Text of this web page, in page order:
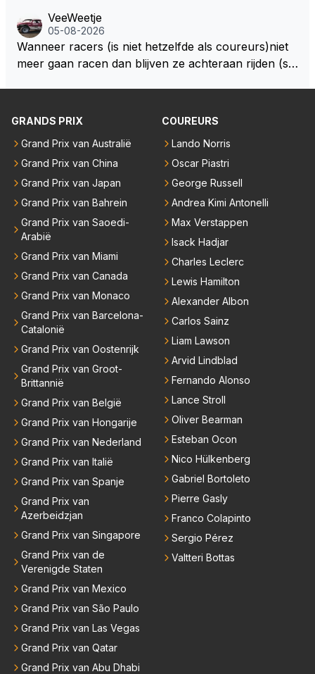
rkus Winkelhock. Vanaf de race daarna werd het st
oeltje definitief overgenomen door Sakon Yamamot
o. Na 2 rondes gokte Markus Winkelhock goed (hij k
Dat was ook de enige keer dat een Spyker ooit aan
en had, werd hij helaas aan alle kanten door iederee
n achterhaald. Hij moest later opgeven vanwege een
technisch mankement. Het was ook de enige keer d
at Markus Winkelhock een officiële Formule 1 race r
VeeWeetje
05-08-2026
Wanneer racers (is niet hetzelfde als coureurs)niet
meer gaan racen dan blijven ze achteraan rijden (so
GRANDS PRIX
Grand Prix van Australië
Grand Prix van China
Grand Prix van Japan
Grand Prix van Bahrein
Grand Prix van Saoedi-
Arabië
Grand Prix van Miami
Grand Prix van Canada
Grand Prix van Monaco
Grand Prix van Barcelona-
Catalonië
Grand Prix van Oostenrijk
Grand Prix van Groot-
Brittannië
Grand Prix van België
Grand Prix van Hongarije
Grand Prix van Nederland
Grand Prix van Italië
Grand Prix van Spanje
Grand Prix van
Azerbeidzjan
Grand Prix van Singapore
Grand Prix van de
Verenigde Staten
Grand Prix van Mexico
Grand Prix van São Paulo
Grand Prix van Las Vegas
Grand Prix van Qatar
Grand Prix van Abu Dhabi
COUREURS
Lando Norris
Oscar Piastri
George Russell
Andrea Kimi Antonelli
Max Verstappen
Isack Hadjar
Charles Leclerc
Lewis Hamilton
Alexander Albon
Carlos Sainz
Liam Lawson
Arvid Lindblad
Fernando Alonso
Lance Stroll
Oliver Bearman
Esteban Ocon
Nico Hülkenberg
Gabriel Bortoleto
Pierre Gasly
Franco Colapinto
Sergio Pérez
Valtteri Bottas